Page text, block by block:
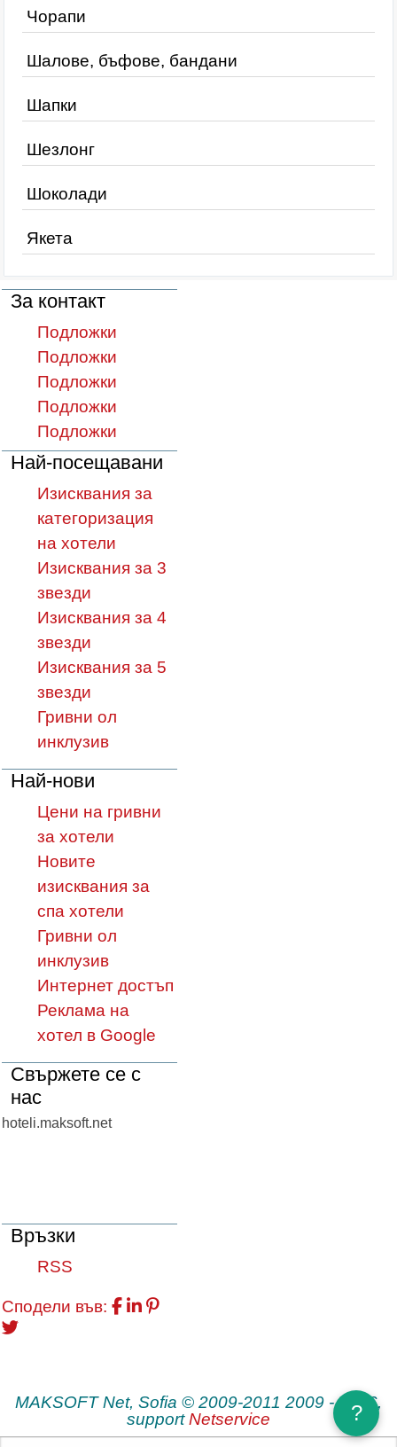
Чорапи
Шалове, бъфове, бандани
Шапки
Шезлонг
Шоколади
Якета
За контакт
Подложки
Подложки
Подложки
Подложки
Подложки
Най-посещавани
Изисквания за
категоризация
на хотели
Изисквания за 3
звезди
Изисквания за 4
звезди
Изисквания за 5
звезди
Гривни ол
инклузив
Най-нови
Цени на гривни
за хотели
Новите
изисквания за
спа хотели
Гривни ол
инклузив
Интернет достъп
Реклама на
хотел в Google
Свържете се с
нас
hoteli.maksoft.net
Връзки
RSS
Сподели във:
MAKSOFT Net, Sofia © 2009-2011 2009 - 2026,
supportNetservice ?